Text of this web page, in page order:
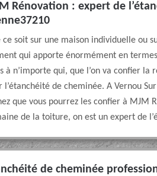
Rénovation : expert de
ce soit sur une maison individuelle ou
qui apporte énormément en
à n’importe qui, que l’on va confier la
l’étanchéité de cheminée. A Vernou
que vous pourrez les confier à MJM
de la toiture, on est un expert de
de cheminée